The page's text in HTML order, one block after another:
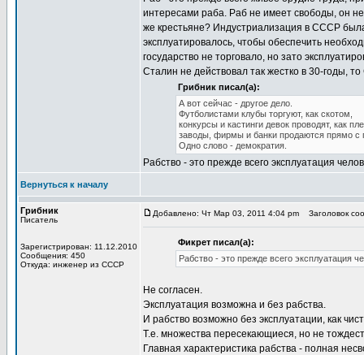
интересами раба. Раб не имеет свободы, он
же крестьяне? Индустриализация в СССР
эксплуатировалось, чтобы обеспечить
государство не торговало, но зато
Сталин не действовал так жестко в 30-годы,
Грибник писал(а):
А вот сейчас - другое дело.
Футболистами клубы торгуют, как скотом,
конкурсы и кастинги девок проводят, как
заводы, фирмы и банки продаются прямо с
Одно слово - демократия.
Рабство - это прежде всего эксплуатация
Вернуться к началу
Грибник
Писатель
Зарегистрирован: 11.12.2010
Сообщения: 450
Откуда: инженер из СССР
Добавлено: Чт Мар 03, 2011 4:04 pm Заголовок
Фикрет писал(а):
Рабство - это прежде всего эксплуатация
Не согласен.
Эксплуатация возможна и без рабства.
И рабство возможно без эксплуатации, как
Т.е. множества пересекающиеся, но не
Главная характеристика рабства - полная